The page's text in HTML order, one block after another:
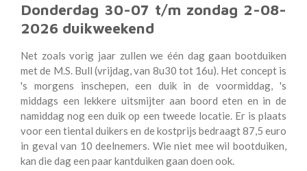
Donderdag 30-07 t/m zondag 2-08-
2026 duikweekend
Net zoals vorig jaar zullen we één dag gaan bootduiken
met de M.S. Bull (vrijdag, van 8u30 tot 16u). Het concept is
's morgens inschepen, een duik in de voormiddag, 's
middags een lekkere uitsmijter aan boord eten en in de
namiddag nog een duik op een tweede locatie. Er is plaats
voor een tiental duikers en de kostprijs bedraagt 87,5 euro
in geval van 10 deelnemers. Wie niet mee wil bootduiken,
kan die dag een paar kantduiken gaan doen ook.